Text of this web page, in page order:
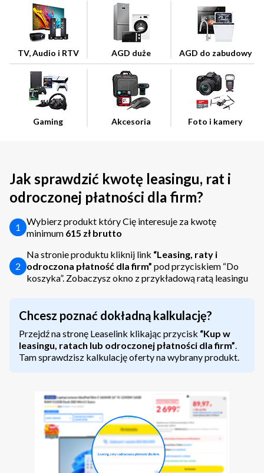
TV, Audio i RTV AGD duże AGD do zabudowy
Gaming Akcesoria Foto i kamery
Jak sprawdzić kwotę leasingu, rat i
odroczonej płatności dla firm?
1
Wybierz produkt który Cię interesuje za kwotę
minimum 615 zł brutto
2
Na stronie produktu kliknij link “Leasing, raty i
odroczona płatność dla firm” pod przyciskiem “Do
koszyka”. Zobaczysz okno z przykładową ratą leasingu
Chcesz poznać dokładną kalkulację?
Przejdź na stronę Leaselink klikając przycisk “Kup w
leasingu, ratach lub odroczonej płatności dla firm”
Tam sprawdzisz kalkulację oferty na wybrany produkt.